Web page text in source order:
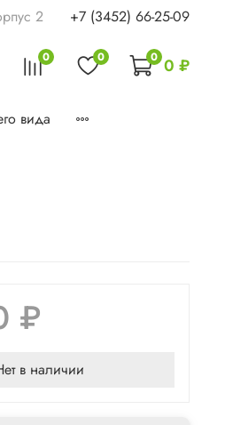
2 +7 (3452) 66-25-09
0 0 0 0 ₽
вида
₽
в наличии